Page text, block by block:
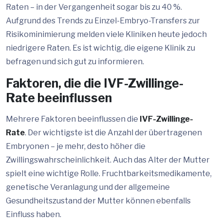
Raten – in der Vergangenheit sogar bis zu 40 %.
Aufgrund des Trends zu Einzel-Embryo-Transfers zur
Risikominimierung melden viele Kliniken heute jedoch
niedrigere Raten. Es ist wichtig, die eigene Klinik zu
befragen und sich gut zu informieren.
Faktoren, die die IVF-Zwillinge-
Rate beeinflussen
Mehrere Faktoren beeinflussen die IVF-Zwillinge-
Rate. Der wichtigste ist die Anzahl der übertragenen
Embryonen – je mehr, desto höher die
Zwillingswahrscheinlichkeit. Auch das Alter der Mutter
spielt eine wichtige Rolle. Fruchtbarkeitsmedikamente,
genetische Veranlagung und der allgemeine
Gesundheitszustand der Mutter können ebenfalls
Einfluss haben.